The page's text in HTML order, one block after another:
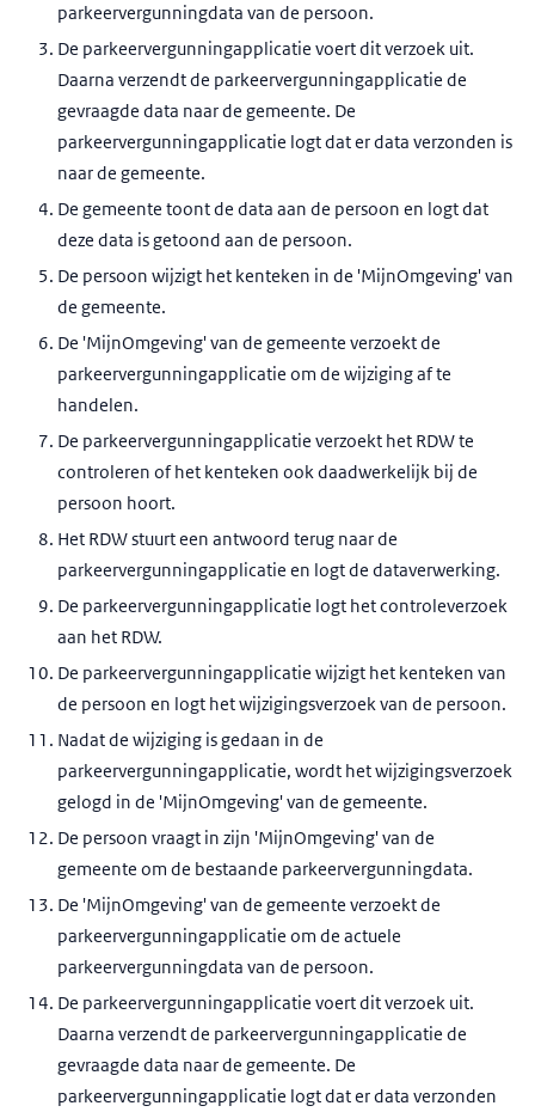
parkeervergunningdata van de persoon.
De parkeervergunningapplicatie voert dit verzoek uit.
Daarna verzendt de parkeervergunningapplicatie de
gevraagde data naar de gemeente. De
parkeervergunningapplicatie logt dat er data verzonden is
naar de gemeente.
De gemeente toont de data aan de persoon en logt dat
deze data is getoond aan de persoon.
De persoon wijzigt het kenteken in de 'MijnOmgeving' van
de gemeente.
De 'MijnOmgeving' van de gemeente verzoekt de
parkeervergunningapplicatie om de wijziging af te
handelen.
De parkeervergunningapplicatie verzoekt het RDW te
controleren of het kenteken ook daadwerkelijk bij de
persoon hoort.
Het RDW stuurt een antwoord terug naar de
parkeervergunningapplicatie en logt de dataverwerking.
De parkeervergunningapplicatie logt het controleverzoek
aan het RDW.
De parkeervergunningapplicatie wijzigt het kenteken van
de persoon en logt het wijzigingsverzoek van de persoon.
Nadat de wijziging is gedaan in de
parkeervergunningapplicatie, wordt het wijzigingsverzoek
gelogd in de 'MijnOmgeving' van de gemeente.
De persoon vraagt in zijn 'MijnOmgeving' van de
gemeente om de bestaande parkeervergunningdata.
De 'MijnOmgeving' van de gemeente verzoekt de
parkeervergunningapplicatie om de actuele
parkeervergunningdata van de persoon.
De parkeervergunningapplicatie voert dit verzoek uit.
Daarna verzendt de parkeervergunningapplicatie de
gevraagde data naar de gemeente. De
parkeervergunningapplicatie logt dat er data verzonden